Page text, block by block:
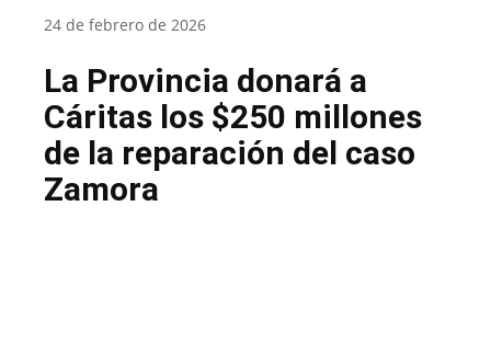
24 de febrero de 2026
La Provincia donará a
Cáritas los $250 millones
de la reparación del caso
Zamora